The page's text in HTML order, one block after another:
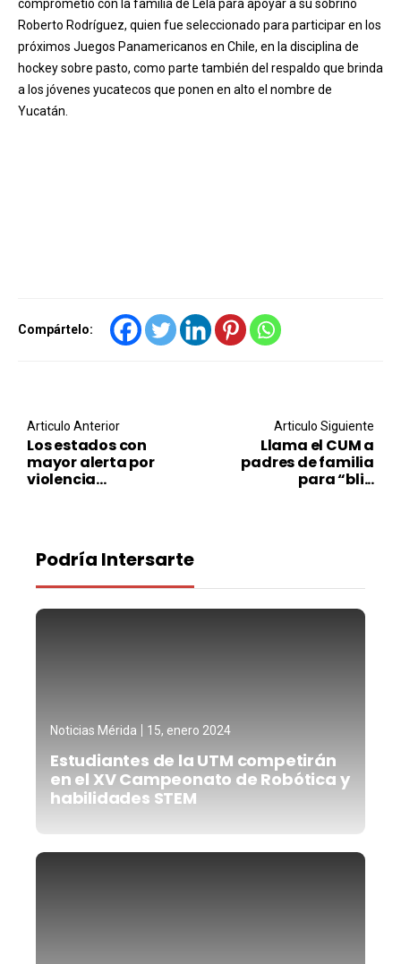
comprometió con la familia de Lela para apoyar a su sobrino
Roberto Rodríguez, quien fue seleccionado para participar en los
próximos Juegos Panamericanos en Chile, en la disciplina de
hockey sobre pasto, como parte también del respaldo que brinda
a los jóvenes yucatecos que ponen en alto el nombre de
Yucatán.
Compártelo:
Post navigation
Articulo Anterior
Los estados con
mayor alerta por
violencia...
Articulo Siguiente
Llama el CUM a
padres de familia
para “bli...
Podría Intersarte
Noticias Mérida 15, enero 2024
Estudiantes de la UTM competirán
en el XV Campeonato de Robótica y
habilidades STEM